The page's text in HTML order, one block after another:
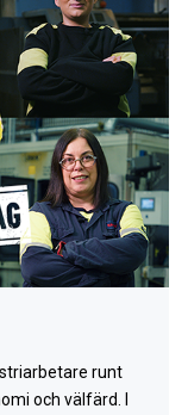
runt
och välfärd. I